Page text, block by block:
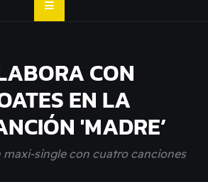
CON
EN LA
'MADRE’
maxi-single con cuatro canciones